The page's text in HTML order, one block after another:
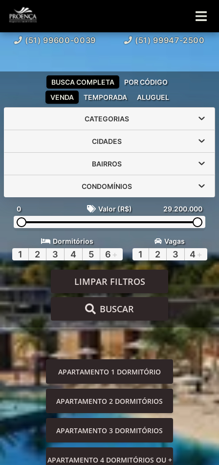
(51) 99600-0039 (51) 99947-2500
VENDA TEMPORADA ALUGUEL
BUSCA COMPLETA POR CÓDIGO
CATEGORIAS
CIDADES
BAIRROS
CONDOMÍNIOS
0 Valor (R$) 29.200.000
Dormitórios
1 2 3 4 5 6 +
Vagas
1 2 3 4 +
LIMPAR FILTROS
BUSCAR
APARTAMENTO 1 DORMITÓRIO
APARTAMENTO 2 DORMITÓRIOS
APARTAMENTO 3 DORMITÓRIOS
APARTAMENTO 4 DORMITÓRIOS OU +